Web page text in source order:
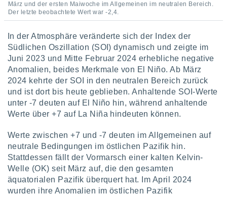
und
durch
Inhalte,
und der
von
1199
März und der ersten Maiwoche im Allgemeinen im neutralen Bereich.
Der letzte beobachtete Wert war -2,4.
In der Atmosphäre veränderte sich der Index der
Südlichen Oszillation (SOI) dynamisch und zeigte im
Juni 2023 und Mitte Februar 2024 erhebliche negative
Anomalien, beides Merkmale von El Niño. Ab März
2024 kehrte der SOI in den neutralen Bereich zurück
und ist dort bis heute geblieben. Anhaltende SOI-Werte
unter -7 deuten auf El Niño hin, während anhaltende
Werte über +7 auf La Niña hindeuten können.
Werte zwischen +7 und -7 deuten im Allgemeinen auf
neutrale Bedingungen im östlichen Pazifik hin.
Stattdessen fällt der Vormarsch einer kalten Kelvin-
Welle (OK) seit März auf, die den gesamten
äquatorialen Pazifik überquert hat. Im April 2024
wurden ihre Anomalien im östlichen Pazifik